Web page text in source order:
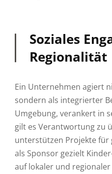
Soziales
Regionalität
Ein Unternehmen agiert
sondern als integrierter
Umgebung, verankert in
gilt es Verantwortung zu
unterstützen Projekte für
als Sponsor gezielt
auf lokaler und